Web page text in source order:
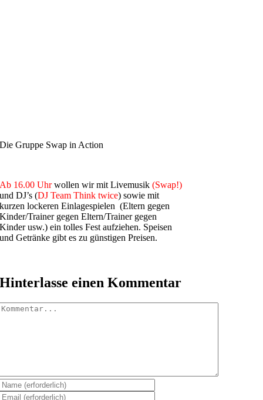
Die Gruppe Swap in Action
Ab 16.00 Uhrwollen wir mit Livemusik(Swap!)
und DJ’s (DJ Team Think twice) sowie mit
kurzen lockeren Einlagespielen (Eltern gegen
Kinder/Trainer gegen Eltern/Trainer gegen
Kinder usw.) ein tolles Fest aufziehen. Speisen
und Getränke gibt es zu günstigen Preisen.
Hinterlasse einen Kommentar